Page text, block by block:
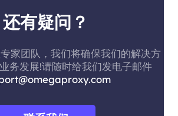
还有疑问？
家团队，我们将确保我们的解决方
务发展!请随时给我们发电子邮件